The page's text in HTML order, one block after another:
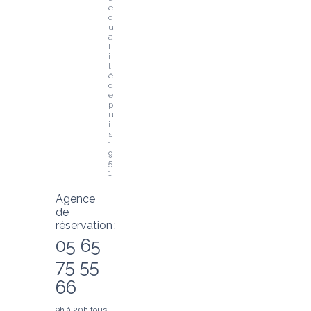
e
q
u
a
l
i
t
é
d
e
p
u
i
s
1
9
5
1
Agence
de
réservation :
05 65
75 55
66